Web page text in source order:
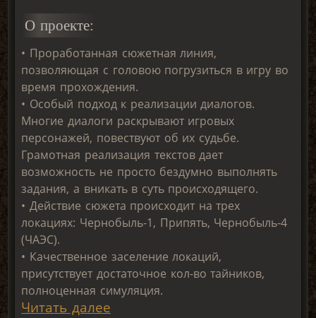
О проекте:
• Проработанная сюжетная линия,
позволяющая с головою погрузиться в игру во
время прохождения.
• Особый подход к реализации диалогов.
Многие диалоги раскрывают игровых
персонажей, повествуют об их судьбе.
Грамотная реализация текстов дает
возможность не просто бездумно выполнять
задания, а вникать в суть происходящего.
• Действие сюжета происходит на трех
локациях: Чернобыль-1, Припять, Чернобыль-4
(ЧАЭС).
• Качественное заселение локаций,
присутствует достаточное кол-во тайников,
полноценная симуляция.
Читать далее